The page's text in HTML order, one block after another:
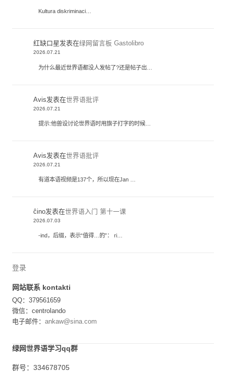
Kultura diskriminaci…
红缺口星发表在绿网留言板 Gastolibro
2026.07.21
为什么最近世界语都没人发帖了?还是帖子出…
Avis发表在世界语批评
2026.07.21
提示:他兽设讨论世界语时用旗子打字的时候…
Avis发表在世界语批评
2026.07.21
有道本语视频是137个，所以现在Jan …
ĉino发表在世界语入门 第十一课
2026.07.03
-ind，后缀，表示“值得…的”： ri…
登录
网站联系 kontakti
QQ：379561659
微信：centrolando
电子邮件： ankaw@sina.com
绿网世界语学习qq群
群号：334678705